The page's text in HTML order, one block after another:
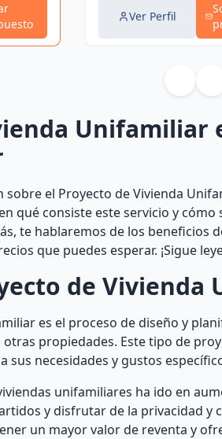
Ver Perfil
Unifamiliar
el Proyecto de Vivienda
qué consiste este servicio y
te hablaremos de los
que puedes esperar. ¡Sigue
de Vivienda
es el proceso de diseño y
propiedades. Este tipo de
sus necesidades y gustos
unifamiliares ha ido en
y disfrutar de la privacidad
un mayor valor de reventa y